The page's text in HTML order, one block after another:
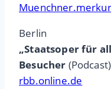
Berlin
„Staatsoper für
Besucher (Podcast)
rbb.online.de